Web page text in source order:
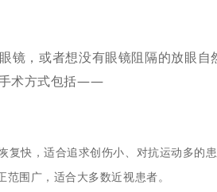
镜，或者想没有眼镜阻隔的放眼自
手术方式包括——
复快，适合追求创伤小、对抗运动多的患
范围广，适合大多数近视患者。